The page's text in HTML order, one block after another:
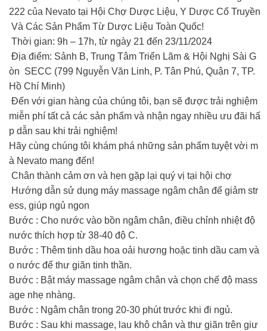
222 của Nevato tại Hội Chợ Dược Liệu, Y Dược Cổ Truyền
Và Các Sản Phẩm Từ Dược Liệu Toàn Quốc!
Thời gian: 9h – 17h, từ ngày 21 đến 23/11/2024
Địa điểm: Sảnh B, Trung Tâm Triển Lãm & Hội Nghị Sài G
òn SECC (799 Nguyễn Văn Linh, P. Tân Phú, Quận 7, TP.
Hồ Chí Minh)
Đến với gian hàng của chúng tôi, bạn sẽ được trải nghiệm
miễn phí tất cả các sản phẩm và nhận ngay nhiều ưu đãi hấ
p dẫn sau khi trải nghiệm!
Hãy cùng chúng tôi khám phá những sản phẩm tuyệt vời m
à Nevato mang đến!
Chân thành cảm ơn và hẹn gặp lại quý vị tại hội chợ
Hướng dẫn sử dụng máy massage ngâm chân để giảm str
ess, giúp ngủ ngon
Bước : Cho nước vào bồn ngâm chân, điều chỉnh nhiệt độ
nước thích hợp từ 38-40 độ C.
Bước : Thêm tinh dầu hoa oải hương hoặc tinh dầu cam và
o nước để thư giãn tinh thần.
Bước : Bật máy massage ngâm chân và chọn chế độ mass
age nhẹ nhàng.
Bước : Ngâm chân trong 20-30 phút trước khi đi ngủ.
Bước : Sau khi massage, lau khô chân và thư giãn trên giư